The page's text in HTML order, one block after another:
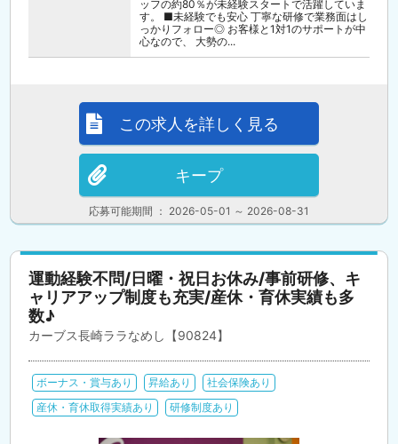
ッフの約80％が未経験スタートで活躍していま
す。 ■未経験でも安心 丁寧な研修で業務面はし
っかりフォロー◎ お客様と1対1のサポートが中
心なので、 大勢の...
応募可能期間 ： 2026-05-01 ～ 2026-08-31
この求人を詳しく見る
キープ
運動経験不問/日曜・祝日お休み/事前研修、キ
ャリアアップ制度も充実/産休・育休実績も多
数♪
カーブス長崎ララなめし【90824】
ボーナス・賞与あり 昇給あり
社会保険あり
産休・育休取得実績あり
研修制度あり